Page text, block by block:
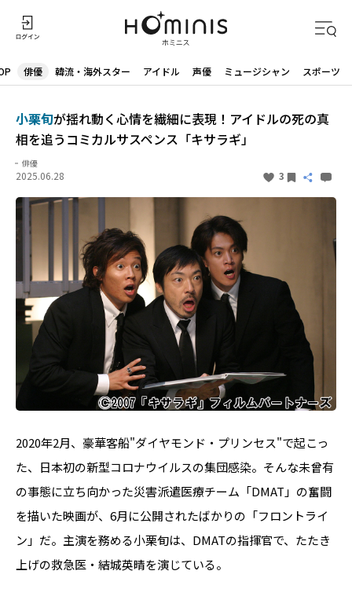
俳優 韓流・海外スター アイドル 声優 ミュージシャン スポーツ
小栗旬が揺れ動く心情を繊細に表現！アイドルの死の真
相を追うコミカルサスペンス「キサラギ」
俳優
2025.06.28 3
2020年2月、豪華客船"ダイヤモンド・プリンセス"で起こっ
た、日本初の新型コロナウイルスの集団感染。そんな未曾有
の事態に立ち向かった災害派遣医療チーム「DMAT」の奮闘
を描いた映画が、6月に公開されたばかりの「フロントライ
ン」だ。主演を務める小栗旬は、DMATの指揮官で、たたき
上げの救急医・結城英晴を演じている。